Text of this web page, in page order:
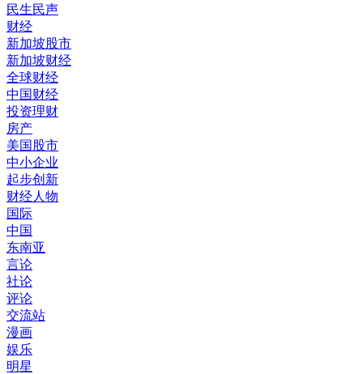
民生民声
财经
新加坡股市
新加坡财经
全球财经
中国财经
投资理财
房产
美国股市
中小企业
起步创新
财经人物
国际
中国
东南亚
言论
社论
评论
交流站
漫画
娱乐
明星